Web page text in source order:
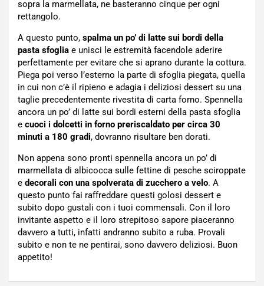
sopra la marmellata, ne basteranno cinque per ogni
rettangolo.
A questo punto, spalma un po’ di latte sui bordi della
pasta sfoglia e unisci le estremità facendole aderire
perfettamente per evitare che si aprano durante la cottura.
Piega poi verso l’esterno la parte di sfoglia piegata, quella
in cui non c’è il ripieno e adagia i deliziosi dessert su una
taglie precedentemente rivestita di carta forno. Spennella
ancora un po’ di latte sui bordi esterni della pasta sfoglia
e cuoci i dolcetti in forno preriscaldato per circa 30
minuti a 180 gradi, dovranno risultare ben dorati.
Non appena sono pronti spennella ancora un po’ di
marmellata di albicocca sulle fettine di pesche sciroppate
e decorali con una spolverata di zucchero a velo. A
questo punto fai raffreddare questi golosi dessert e
subito dopo gustali con i tuoi commensali. Con il loro
invitante aspetto e il loro strepitoso sapore piaceranno
davvero a tutti, infatti andranno subito a ruba. Provali
subito e non te ne pentirai, sono davvero deliziosi. Buon
appetito!